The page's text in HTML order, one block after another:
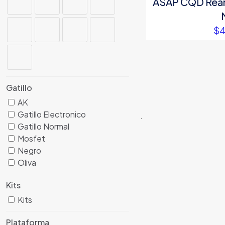
Gatillo
AK
Gatillo Electronico
Gatillo Normal
Mosfet
Negro
Oliva
Kits
Kits
Plataforma
$